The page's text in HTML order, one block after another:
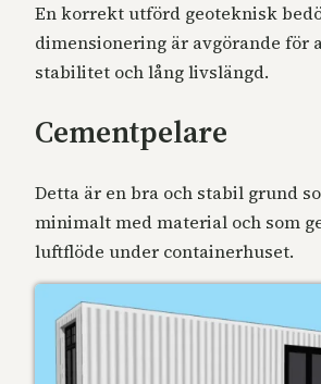
En korrekt utförd geoteknisk
dimensionering är avgörande för
stabilitet och lång livslängd.
Cementpelare
Detta är en bra och stabil grund
minimalt med material och som
luftflöde under containerhuset.